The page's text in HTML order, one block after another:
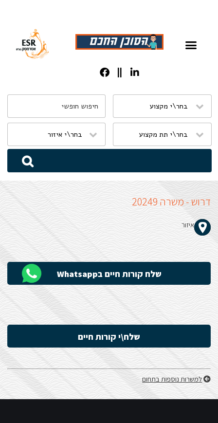
מֻפְעֶלֶת
מַעֲרֶכֶת
נָגִישׁ
בִּקְלִיק
לִנְגִישׁוּת
הָאֲתָר.
דרוש - משרה 20249
איזור
שלח קורות חיים בWhatsapp
שלח\י קורות חיים
למשרות נוספות בתחום